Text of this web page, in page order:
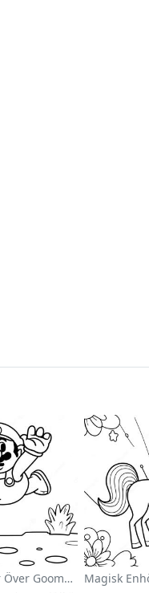
Mario Hoppar Över Goombas Målarbild